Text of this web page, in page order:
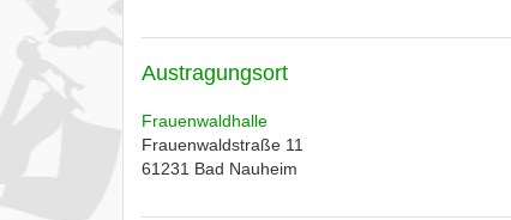
Austragungsort
Frauenwaldhalle
Frauenwaldstraße 11
61231 Bad Nauheim